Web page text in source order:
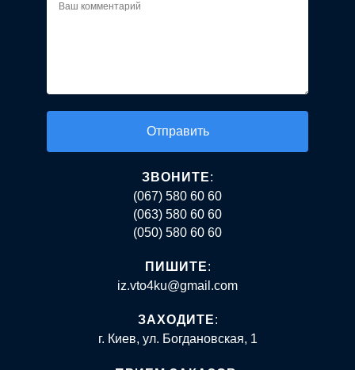
ЗВОНИТЕ:
(067) 580 60 60
(063) 580 60 60
(050) 580 60 60
ПИШИТЕ:
iz.vto4ku@gmail.com
ЗАХОДИТЕ:
г. Киев, ул. Богдановская, 1